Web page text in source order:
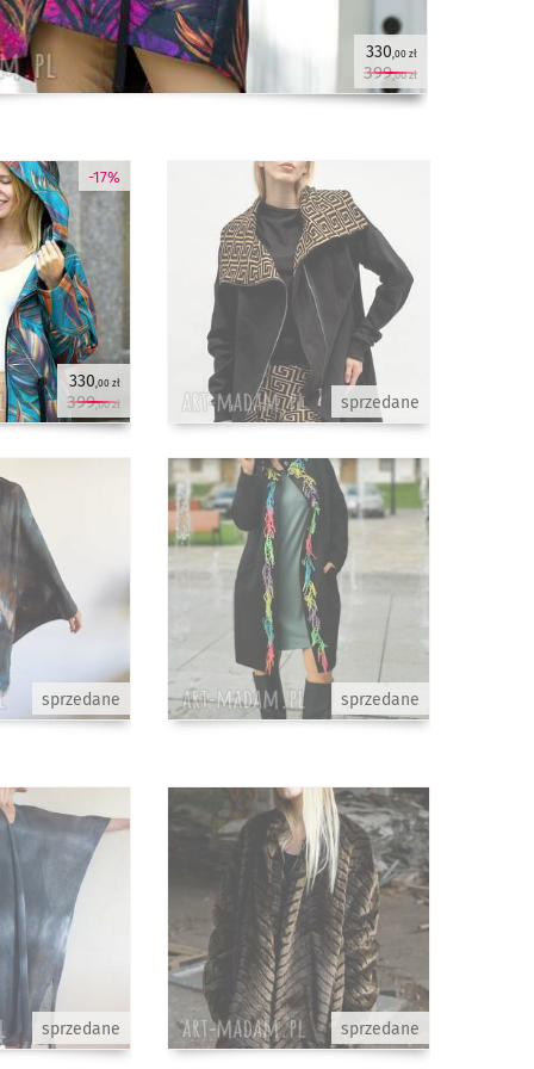
330,00 zł
399,00 zł
-17%
330,00 zł
399,00 zł sprzedane
sprzedane sprzedane
sprzedane sprzedane